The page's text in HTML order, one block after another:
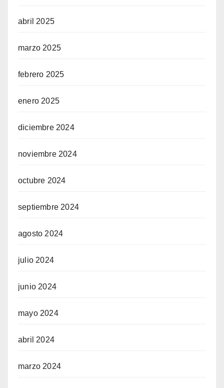
abril 2025
marzo 2025
febrero 2025
enero 2025
diciembre 2024
noviembre 2024
octubre 2024
septiembre 2024
agosto 2024
julio 2024
junio 2024
mayo 2024
abril 2024
marzo 2024